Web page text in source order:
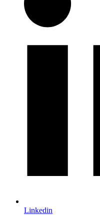
Linkedin